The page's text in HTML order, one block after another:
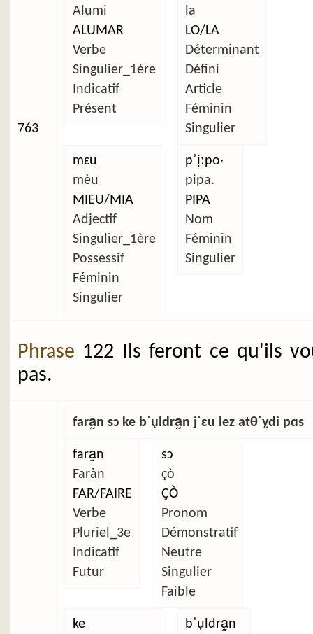
763
Alumi
ALUMAR
Verbe
Singulier_1ère
Indicatif
Présent
la
LO/LA
Déterminant
Défini
Article
Féminin
Singulier
mɛu
mèu
MIEU/MIA
Adjectif
Singulier_1ère
Possessif
Féminin
Singulier
pˈịːpoˑ
pipa.
PIPA
Nom
Féminin
Singulier
Phrase 122 Ils feront ce qu'ils
pas.
fara̰n sɔ ke bˈụldra̰n jˈɛu lez atθˈỵdi pɑs
fara̰n
Faràn
FAR/FAIRE
Verbe
Pluriel_3e
Indicatif
Futur
sɔ
çò
ÇÒ
Pronom
Démonstratif
Neutre
Singulier
Faible
ke bˈụldra̰n